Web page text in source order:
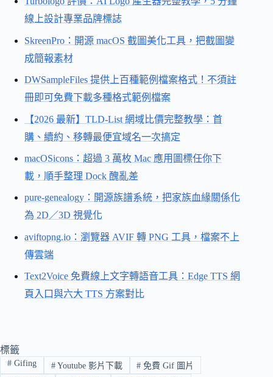
線上設計專業品牌標誌
SkreenPro：開源 macOS 截圖美化工具，把截圖變
成簡報素材
DWSampleFiles 提供上百種範例檔案格式！不須註
冊即可免費下載多種格式範例檔案
【2026 最新】TLD-List 網域比價完整教學：首
購、續約、移轉最便宜域名一次搞定
macOSicons：超過 3 萬枚 Mac 應用圖標任你下
載，順手整理 Dock 醜亂差
pure-genealogy：開源族譜系統，把家族血緣關係化
為 2D／3D 視覺化
aviftopng.io：瀏覽器 AVIF 轉 PNG 工具，檔案不上
傳雲端
Text2Voice 免費線上文字轉語音工具：Edge TTS 網
頁入口與六大 TTS 方案對比
標籤
#Gifing #Youtube 影片下載 # 免費 Gif 圖片